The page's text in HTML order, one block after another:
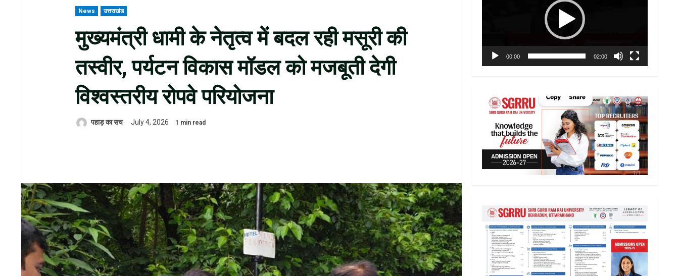
News उत्तराखंड
मुख्यमंत्री धामी के नेतृत्व में बदल रही मसूरी की
तस्वीर, पर्यटन विकास मॉडल को मजबूती देगी
विश्वस्तरीय रोपवे परियोजना
पहाड़ का सच July 4, 2026 1 min read
00:00 02:00